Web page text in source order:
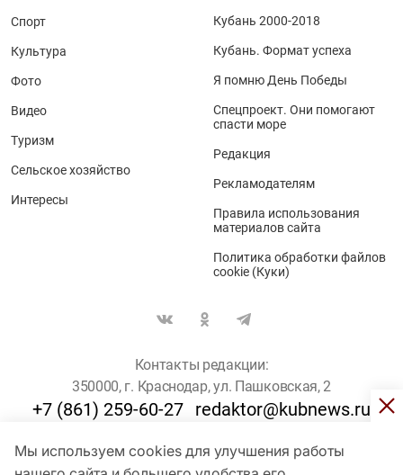
Мы используем cookies для улучшения работы
Спорт
Культура
Фото
Видео
Туризм
Сельское хозяйство
Интересы
Кубань 2000-2018
Кубань. Формат успеха
Я помню День Победы
Спецпроект. Они помогают
спасти море
Редакция
Рекламодателям
Правила использования
материалов сайта
Политика обработки файлов
cookie (Куки)
Контакты редакции:
350000, г. Краснодар, ул. Пашковская, 2
+7 (861) 259-60-27 redaktor@kubnews.ru
Для пользователей старше 16 лет